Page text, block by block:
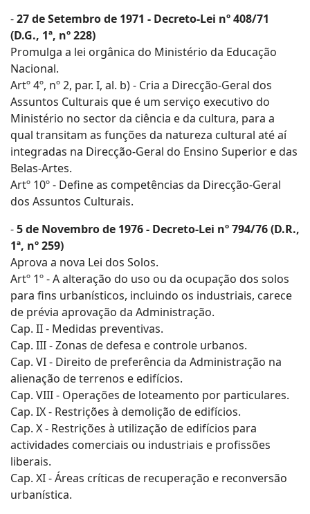
-27 de Setembro de 1971 - Decreto-Lei nº 408/71
(D.G., 1ª, nº 228)
Promulga a lei orgânica do Ministério da Educação
Nacional.
Artº 4º, nº 2, par. I, al. b) - Cria a Direcção-Geral dos
Assuntos Culturais que é um serviço executivo do
Ministério no sector da ciência e da cultura, para a
qual transitam as funções da natureza cultural até aí
integradas na Direcção-Geral do Ensino Superior e das
Belas-Artes.
Artº 10º - Define as competências da Direcção-Geral
dos Assuntos Culturais.
-5 de Novembro de 1976 - Decreto-Lei nº 794/76 (D.R.,
1ª, nº 259)
Aprova a nova Lei dos Solos.
Artº 1º - A alteração do uso ou da ocupação dos solos
para fins urbanísticos, incluindo os industriais, carece
de prévia aprovação da Administração.
Cap. II - Medidas preventivas.
Cap. III - Zonas de defesa e controle urbanos.
Cap. VI - Direito de preferência da Administração na
alienação de terrenos e edifícios.
Cap. VIII - Operações de loteamento por particulares.
Cap. IX - Restrições à demolição de edifícios.
Cap. X - Restrições à utilização de edifícios para
actividades comerciais ou industriais e profissões
liberais.
Cap. XI - Áreas críticas de recuperação e reconversão
urbanística.